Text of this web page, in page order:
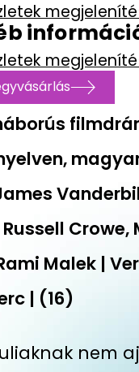
Crowe,
Malek |
| (16)
nem